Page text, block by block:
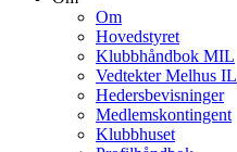
Om
Hovedstyret
Klubbhåndbok MIL
Vedtekter Melhus IL
Hedersbevisninger
Medlemskontingent
Klubbhuset